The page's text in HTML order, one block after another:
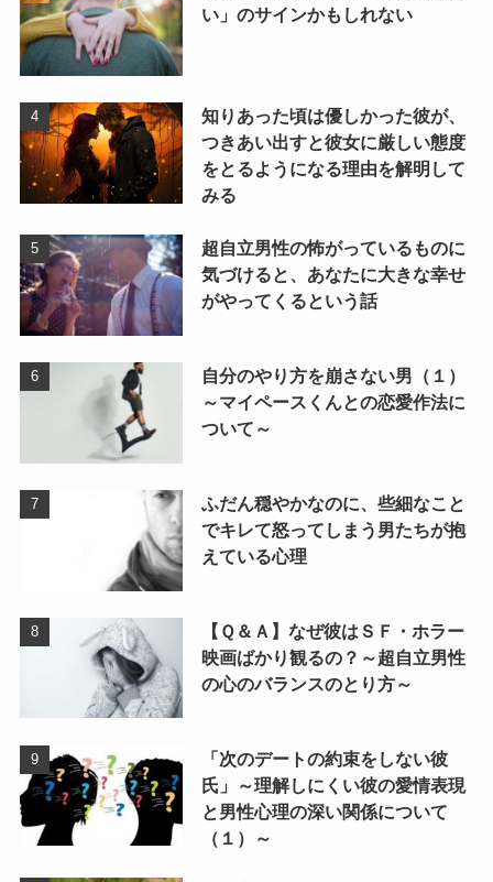
い」のサインかもしれない
知りあった頃は優しかった彼が、
つきあい出すと彼女に厳しい態度
をとるようになる理由を解明して
みる
超自立男性の怖がっているものに
気づけると、あなたに大きな幸せ
がやってくるという話
自分のやり方を崩さない男（１）
～マイペースくんとの恋愛作法に
ついて～
ふだん穏やかなのに、些細なこと
でキレて怒ってしまう男たちが抱
えている心理
【Ｑ＆Ａ】なぜ彼はＳＦ・ホラー
映画ばかり観るの？～超自立男性
の心のバランスのとり方～
「次のデートの約束をしない彼
氏」～理解しにくい彼の愛情表現
と男性心理の深い関係について
（１）～